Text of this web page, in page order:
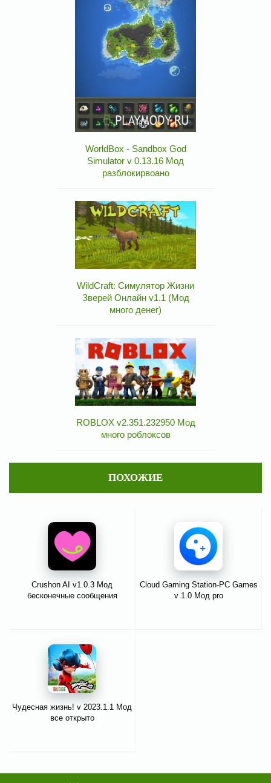
WorldBox - Sandbox God
Simulator v 0.13.16 Мод
разблокирвоано
WildCraft: Симулятор Жизни
Зверей Онлайн v1.1 (Мод
много денег)
ROBLOX v2.351.232950 Мод
много роблоксов
ПОХОЖИЕ
Crushon AI v1.0.3 Мод
бесконечные сообщения
Cloud Gaming Station-PC Games
v 1.0 Мод pro
Чудесная жизнь! v 2023.1.1 Мод
все открыто